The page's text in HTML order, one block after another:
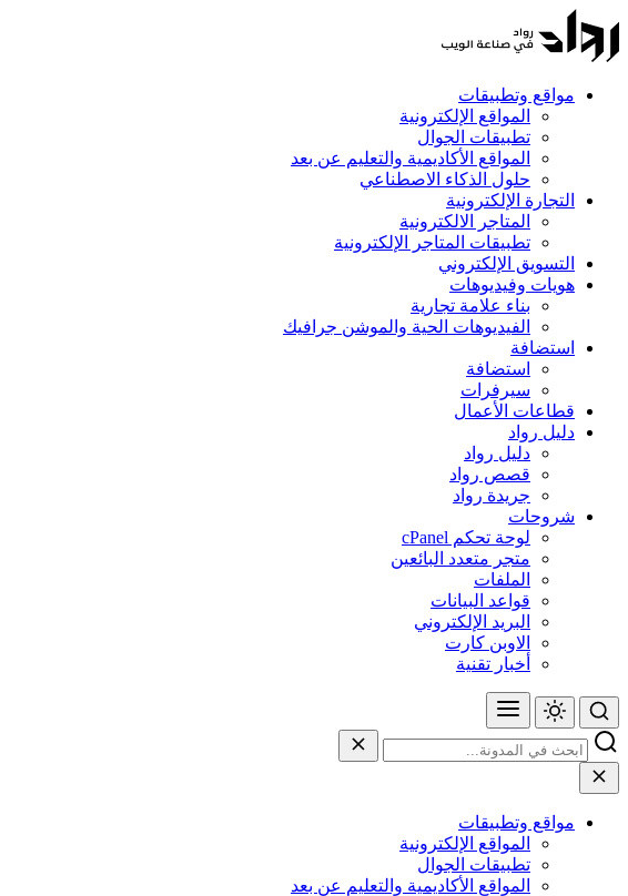
مواقع وتطبيقات
المواقع الإلكترونية
تطبيقات الجوال
المواقع الأكاديمية والتعليم عن بعد
حلول الذكاء الاصطناعي
التجارة الإلكترونية
المتاجر الالكترونية
تطبيقات المتاجر الإلكترونية
التسويق الإلكتروني
هويات وفيديوهات
بناء علامة تجارية
الفيديوهات الحية والموشن جرافيك
استضافة
استضافة
سيرفرات
قطاعات الأعمال
دليل رواد
دليل رواد
قصص رواد
جريدة رواد
شروحات
لوحة تحكم cPanel
متجر متعدد البائعين
الملفات
قواعد البيانات
البريد الإلكتروني
الاوبن كارت
أخبار تقنية
مواقع وتطبيقات
المواقع الإلكترونية
تطبيقات الجوال
المواقع الأكاديمية والتعليم عن بعد